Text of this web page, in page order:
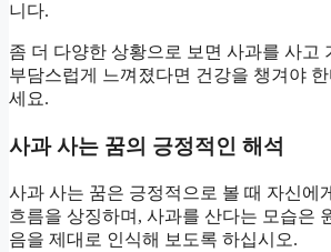
니다.
좀 더 다양한 상황으로 보면 사과를 사
부담스럽게 느껴졌다면 건강을 챙겨야
세요.
사과 사는 꿈의 긍정적인 해석
사과 사는 꿈은 긍정적으로 볼 때 자신에
흐름을 상징하며, 사과를 산다는 모습은
음을 제대로 인식해 보도록 하십시오.